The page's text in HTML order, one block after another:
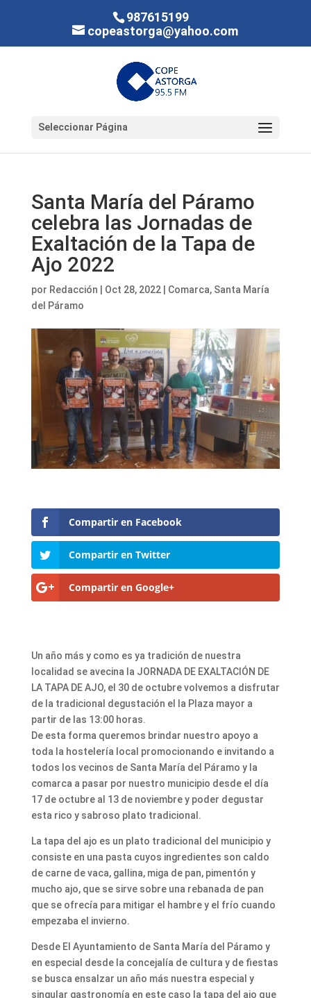
987615199
copeastorga@yahoo.com
Seleccionar Página
Santa María del Páramo
celebra las Jornadas de
Exaltación de la Tapa de
Ajo 2022
por Redacción Oct 28, 2022| Comarca, Santa María
del Páramo
Compartir en Facebook
Compartir en Twitter
Compartir en Google+
Un año más y como es ya tradición de nuestra
localidad se avecina la JORNADA DE EXALTACIÓN DE
LA TAPA DE AJO, el 30 de octubre volvemos a disfrutar
de la tradicional degustación el la Plaza mayor a
partir de las 13:00 horas.
De esta forma queremos brindar nuestro apoyo a
toda la hostelería local promocionando e invitando a
todos los vecinos de Santa María del Páramo y la
comarca a pasar por nuestro municipio desde el día
17 de octubre al 13 de noviembre y poder degustar
esta rico y sabroso plato tradicional.
La tapa del ajo es un plato tradicional del municipio y
consiste en una pasta cuyos ingredientes son caldo
de carne de vaca, gallina, miga de pan, pimentón y
mucho ajo, que se sirve sobre una rebanada de pan
que se ofrecía para mitigar el hambre y el frío cuando
empezaba el invierno.
Desde El Ayuntamiento de Santa María del Páramo y
en especial desde la concejalía de cultura y de fiestas
se busca ensalzar un año más nuestra especial y
singular gastronomía en este caso la tapa del ajo que